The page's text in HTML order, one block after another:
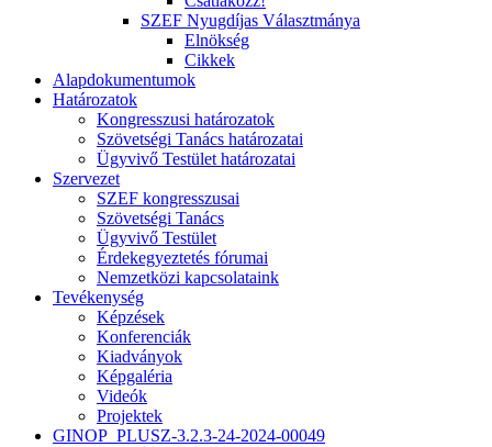
SZEF Nyugdíjas Választmánya
Elnökség
Cikkek
Alapdokumentumok
Határozatok
Kongresszusi határozatok
Szövetségi Tanács határozatai
Ügyvivő Testület határozatai
Szervezet
SZEF kongresszusai
Szövetségi Tanács
Ügyvivő Testület
Érdekegyeztetés fórumai
Nemzetközi kapcsolataink
Tevékenység
Képzések
Konferenciák
Kiadványok
Képgaléria
Videók
Projektek
GINOP_PLUSZ-3.2.3-24-2024-00049